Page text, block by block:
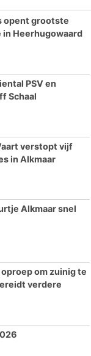
opent grootste
Heerhugowaard
PSV en
Schaal
verstopt vijf
in Alkmaar
Alkmaar snel
om zuinig te
verdere